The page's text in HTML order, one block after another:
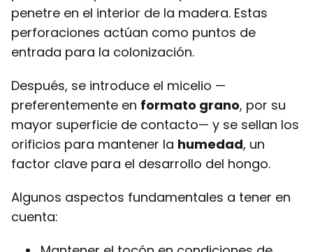
penetre en el interior de la madera. Estas
perforaciones actúan como puntos de
entrada para la colonización.
Después, se introduce el micelio —
preferentemente en formato grano, por su
mayor superficie de contacto— y se sellan los
orificios para mantener la humedad, un
factor clave para el desarrollo del hongo.
Algunos aspectos fundamentales a tener en
cuenta: